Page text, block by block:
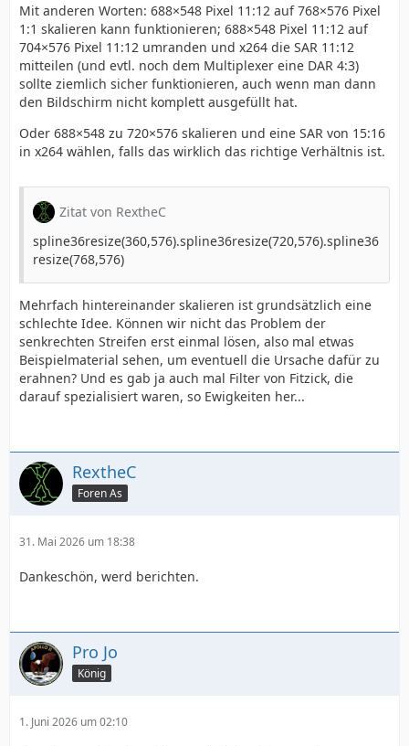
Mit anderen Worten: 688×548 Pixel 11:12 auf 768×576 Pixel
1:1 skalieren kann funktionieren; 688×548 Pixel 11:12 auf
704×576 Pixel 11:12 umranden und x264 die SAR 11:12
mitteilen (und evtl. noch dem Multiplexer eine DAR 4:3)
sollte ziemlich sicher funktionieren, auch wenn man dann
den Bildschirm nicht komplett ausgefüllt hat.
Oder 688×548 zu 720×576 skalieren und eine SAR von 15:16
in x264 wählen, falls das wirklich das richtige Verhältnis ist.
Zitat von RextheC
spline36resize(360,576).spline36resize(720,576).spline36
resize(768,576)
Mehrfach hintereinander skalieren ist grundsätzlich eine
schlechte Idee. Können wir nicht das Problem der
senkrechten Streifen erst einmal lösen, also mal etwas
Beispielmaterial sehen, um eventuell die Ursache dafür zu
erahnen? Und es gab ja auch mal Filter von Fitzick, die
darauf spezialisiert waren, so Ewigkeiten her...
RextheC
Foren As
31. Mai 2026 um 18:38
Dankeschön, werd berichten.
Pro Jo
König
1. Juni 2026 um 02:10